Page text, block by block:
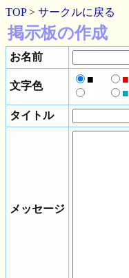
TOP> サークルに戻る
掲示板の作成
お名前
文字色
■ ■
■
タイトル
メッセージ